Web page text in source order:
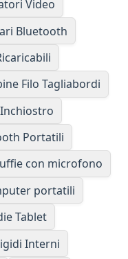
Video
Bluetooth
Filo Tagliabordi
Portatili
con microfono
portatili
Tablet
Interni